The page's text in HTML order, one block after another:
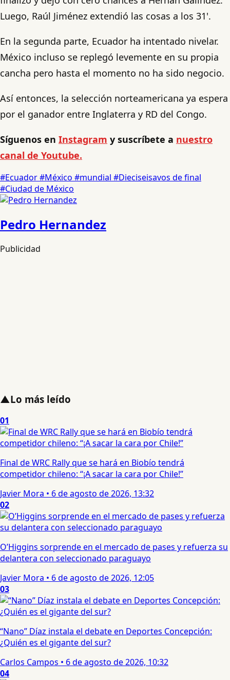
Luego, Raúl Jiménez extendió las cosas a los 31'.
En la segunda parte, Ecuador ha intentado nivelar.
México incluso se replegó levemente en su propia
cancha pero hasta el momento no ha sido negocio.
Así entonces, la selección norteamericana ya espera
por el ganador entre Inglaterra y RD del Congo.
Síguenos en Instagram y suscríbete a nuestro
canal de Youtube.
#Ecuador#México #mundial #Dieciseisavos de final
#Ciudad de México
Pedro Hernandez
Publicidad
▲Lo más leído
01
Final de WRC Rally que se hará en Biobío tendrá
competidor chileno: “¡A sacar la cara por Chile!”
Javier Mora • 6 de agosto de 2026, 13:32
02
O’Higgins sorprende en el mercado de pases y refuerza su
delantera con seleccionado paraguayo
Javier Mora • 6 de agosto de 2026, 12:05
03
“Nano” Díaz instala el debate en Deportes Concepción:
¿Quién es el gigante del sur?
Carlos Campos • 6 de agosto de 2026, 10:32
04